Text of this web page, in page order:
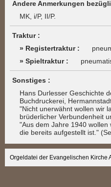
Andere Anmerkungen
MK, i/P, II/P.
Traktur :
» Registertraktur :
» Spieltraktur :
Sonstiges :
Hans Durlesser Geschichte
Buchdruckerei,
"Nicht unerwähnt wollen wir
brüderlicher Verbundenheit
"Aus dem Jahre 1940
die bereits aufgestellt ist."
Orgeldatei der Evangelischen Kirche